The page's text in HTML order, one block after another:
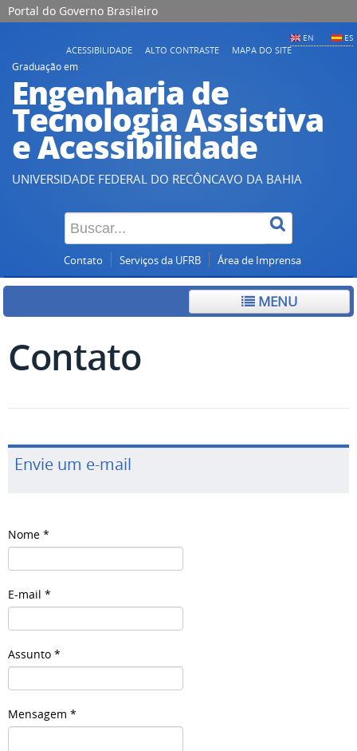
Portal do Governo Brasileiro
EN ES
ACESSIBILIDADE ALTO CONTRASTE
MAPA DO SITE
Graduação em
Engenharia de
Tecnologia Assistiva
e Acessibilidade
UNIVERSIDADE FEDERAL DO RECÔNCAVO DA BAHIA
Contato Serviços da UFRB Área de Imprensa
MENU
Contato
Envie um e-mail
Nome *
E-mail *
Assunto *
Mensagem *